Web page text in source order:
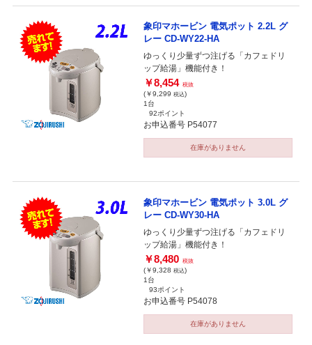
象印マホービン 電気ポット 2.2L グ
レー CD-WY22-HA
ゆっくり少量ずつ注げる「カフェドリ
ップ給湯」機能付き！
￥8,454 税抜
(￥9,299 税込)
1台
92ポイント
お申込番号 P54077
在庫がありません
象印マホービン 電気ポット 3.0L グ
レー CD-WY30-HA
ゆっくり少量ずつ注げる「カフェドリ
ップ給湯」機能付き！
￥8,480 税抜
(￥9,328 税込)
1台
93ポイント
お申込番号 P54078
在庫がありません